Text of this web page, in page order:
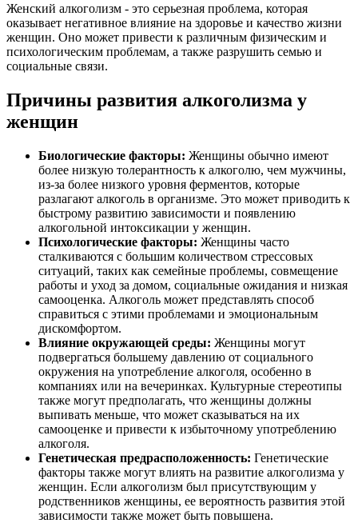
Женский алкоголизм - это серьезная проблема, которая
оказывает негативное влияние на здоровье и качество жизни
женщин. Оно может привести к различным физическим и
психологическим проблемам, а также разрушить семью и
социальные связи.
Причины развития алкоголизма у
женщин
Биологические факторы: Женщины обычно имеют
более низкую толерантность к алкоголю, чем мужчины,
из-за более низкого уровня ферментов, которые
разлагают алкоголь в организме. Это может приводить к
быстрому развитию зависимости и появлению
алкогольной интоксикации у женщин.
Психологические факторы: Женщины часто
сталкиваются с большим количеством стрессовых
ситуаций, таких как семейные проблемы, совмещение
работы и уход за домом, социальные ожидания и низкая
самооценка. Алкоголь может представлять способ
справиться с этими проблемами и эмоциональным
дискомфортом.
Влияние окружающей среды: Женщины могут
подвергаться большему давлению от социального
окружения на употребление алкоголя, особенно в
компаниях или на вечеринках. Культурные стереотипы
также могут предполагать, что женщины должны
выпивать меньше, что может сказываться на их
самооценке и привести к избыточному употреблению
алкоголя.
Генетическая предрасположенность: Генетические
факторы также могут влиять на развитие алкоголизма у
женщин. Если алкоголизм был присутствующим у
родственников женщины, ее вероятность развития этой
зависимости также может быть повышена.